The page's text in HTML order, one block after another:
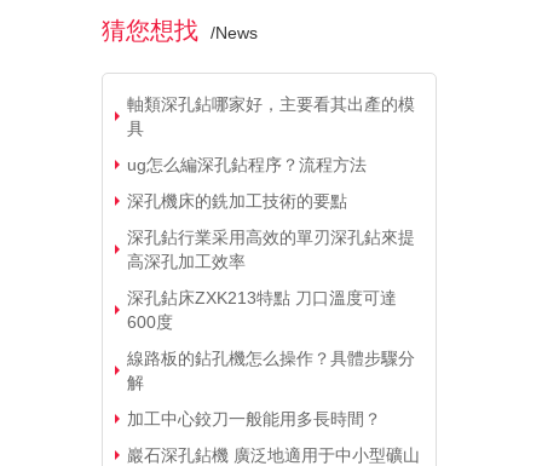
猜您想找 /News
軸類深孔鉆哪家好，主要看其出產的模
具
ug怎么編深孔鉆程序？流程方法
深孔機床的銑加工技術的要點
深孔鉆行業采用高效的單刃深孔鉆來提
高深孔加工效率
深孔鉆床ZXK213特點 刀口溫度可達
600度
線路板的鉆孔機怎么操作？具體步驟分
解
加工中心鉸刀一般能用多長時間？
巖石深孔鉆機 廣泛地適用于中小型礦山